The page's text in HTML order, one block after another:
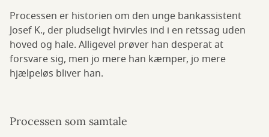
Processen er historien om den unge bankassistent
Josef K., der pludseligt hvirvles ind i en retssag uden
hoved og hale. Alligevel prøver han desperat at
forsvare sig, men jo mere han kæmper, jo mere
hjælpeløs bliver han.
Processen som samtale